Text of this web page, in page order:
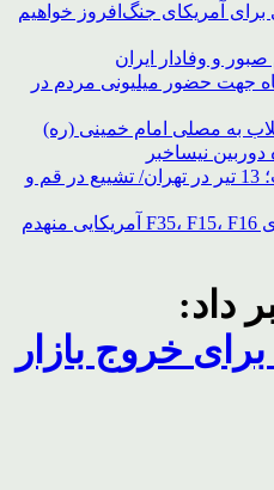
آمریکای جنگ‌افروز خواهیم
و وفادار ایران
جهت حضور میلیونی مردم در
به مصلی امام خمینی (ره)
نیساخبر
وداع با رهبر شهید انقلاب؛ 13 تیر در تهران/ تشییع در قم و
محل استقرار جنگنده های F35، F15، F16 آمریکایی منهدم
داد:
خروج بازار